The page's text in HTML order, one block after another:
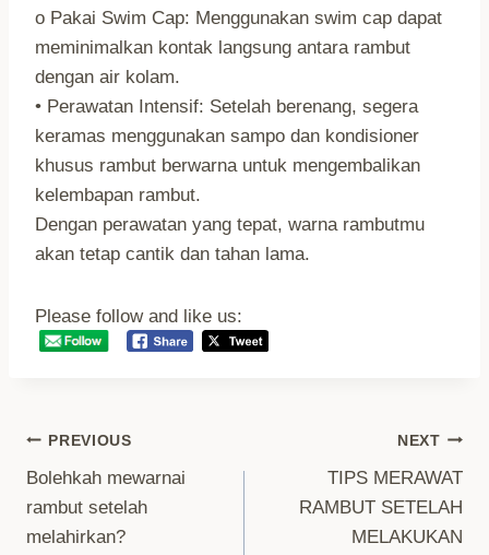
o Pakai Swim Cap: Menggunakan swim cap dapat
meminimalkan kontak langsung antara rambut
dengan air kolam.
• Perawatan Intensif: Setelah berenang, segera
keramas menggunakan sampo dan kondisioner
khusus rambut berwarna untuk mengembalikan
kelembapan rambut.
Dengan perawatan yang tepat, warna rambutmu
akan tetap cantik dan tahan lama.
Please follow and like us:
Post
Navigation
PREVIOUS
Bolehkah mewarnai
rambut setelah
melahirkan?
NEXT
TIPS MERAWAT
RAMBUT SETELAH
MELAKUKAN